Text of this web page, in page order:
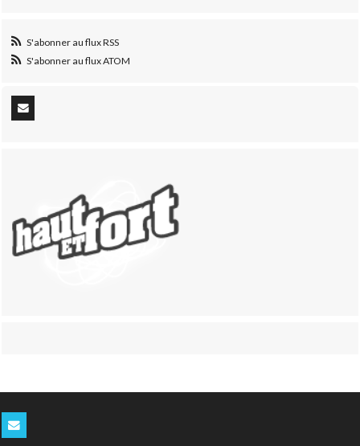
S'abonner au flux RSS
S'abonner au flux ATOM